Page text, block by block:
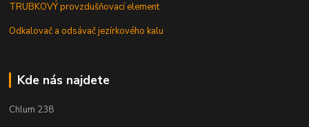
TRUBKOVÝ provzdušňovací element
Odkalovač a odsávač jezírkového kalu
Kde nás najdete
Chlum 238